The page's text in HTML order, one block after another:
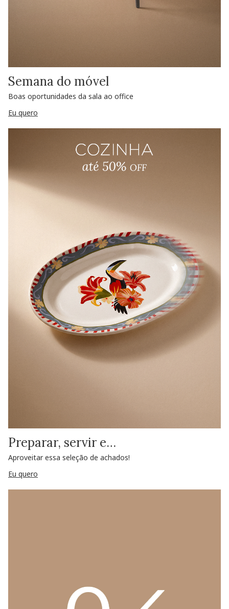
Semana do móvel
Boas oportunidades da sala ao office
Eu quero
Preparar, servir e…
Aproveitar essa seleção de achados!
Eu quero